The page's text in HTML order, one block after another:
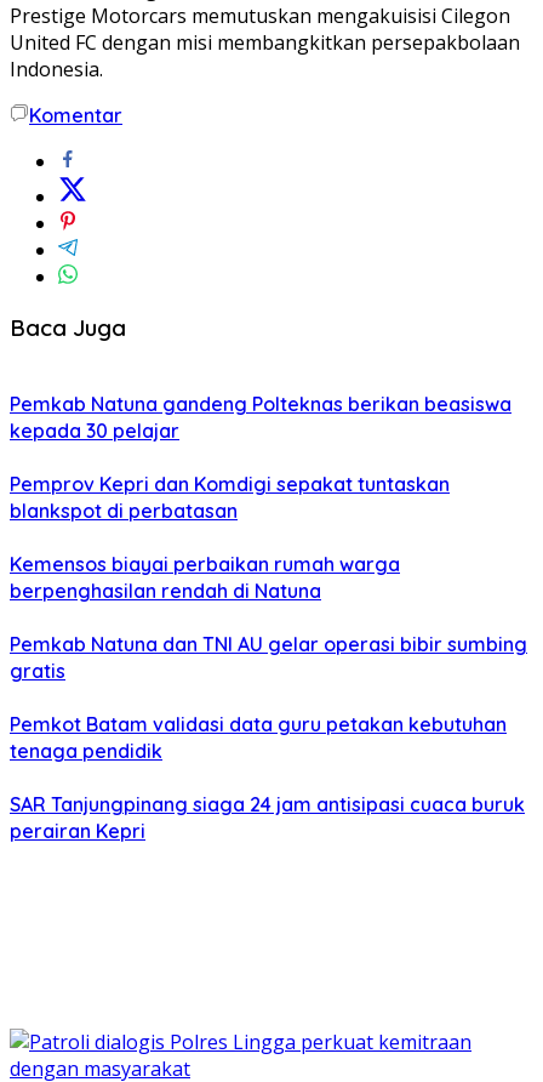
Prestige Motorcars memutuskan mengakuisisi Cilegon
United FC dengan misi membangkitkan persepakbolaan
Indonesia.
Komentar
Baca Juga
Pemkab Natuna gandeng Polteknas berikan beasiswa
kepada 30 pelajar
Pemprov Kepri dan Komdigi sepakat tuntaskan
blankspot di perbatasan
Kemensos biayai perbaikan rumah warga
berpenghasilan rendah di Natuna
Pemkab Natuna dan TNI AU gelar operasi bibir sumbing
gratis
Pemkot Batam validasi data guru petakan kebutuhan
tenaga pendidik
SAR Tanjungpinang siaga 24 jam antisipasi cuaca buruk
perairan Kepri